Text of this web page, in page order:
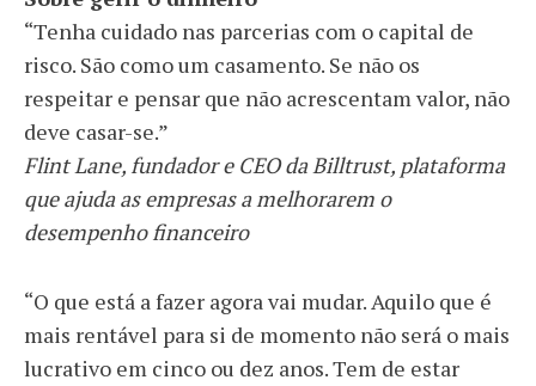
“Tenha cuidado nas parcerias com o capital de
risco. São como um casamento. Se não os
respeitar e pensar que não acrescentam valor, não
deve casar-se.”
Flint Lane, fundador e CEO da Billtrust, plataforma
que ajuda as empresas a melhorarem o
desempenho financeiro
“O que está a fazer agora vai mudar. Aquilo que é
mais rentável para si de momento não será o mais
lucrativo em cinco ou dez anos. Tem de estar